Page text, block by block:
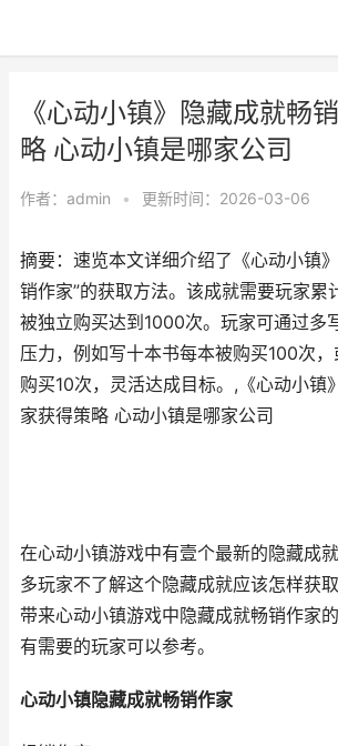
《心动小镇》隐藏成就畅
略 心动小镇是哪家公司
作者： admin • 更新时间：2026-03-06
摘要：速览本文详细介绍了《心动小镇
销作家”的获取方法。该成就需要玩家累
被独立购买达到1000次。玩家可通过多
压力，例如写十本书每本被购买100次
购买10次，灵活达成目标。,《心动小镇
家获得策略 心动小镇是哪家公司
在心动小镇游戏中有壹个最新的隐藏成
多玩家不了解这个隐藏成就应该怎样获
带来心动小镇游戏中隐藏成就畅销作家的
有需要的玩家可以参考。
心动小镇隐藏成就畅销作家